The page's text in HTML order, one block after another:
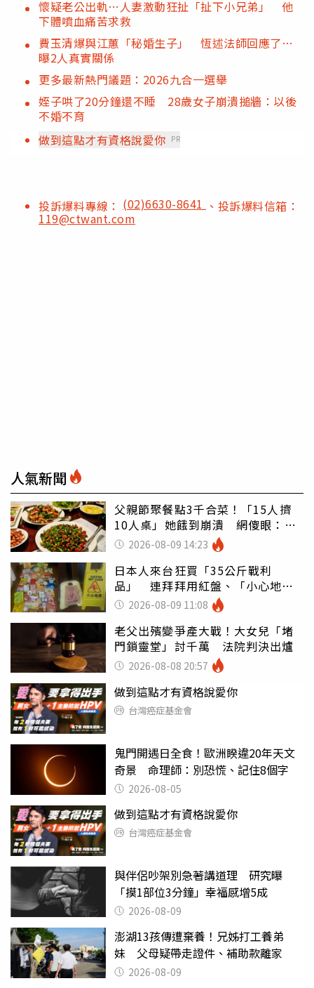
懷疑老公出軌…人妻激動狂扯「扯下小兄弟」 他
下體噴血痛苦求救
費玉清爆與江蕙「秘婚生子」 恆述法師回應了…
曝2人真實關係
更多最新熱門議題：2026九合一選舉
姪子哄了20分鐘還不睡 28歲女子崩潰搥牆：以後
不婚不育
做到這點才有資格說愛你 PR
投訴爆料專線： (02)6630-8641 、投訴爆料信箱：
119@ctwant.com
人氣新聞
父親節聚餐點3千合菜！「15人擠
10人桌」她餓到崩潰 網傻眼：讓
店家看笑話
2026-08-09 14:23
日本人來台狂買「35公斤戰利
品」 連拜拜用紅盤、「小心地
滑」告示牌也帶回家
2026-08-09 11:08
老父出殯變爭產大戰！大女兒「堵
門鎖靈堂」討千萬 法院判決出爐
2026-08-08 20:57
做到這點才有資格說愛你
台灣癌症基金會
鬼門開遇日全食！歐洲睽違20年天文
奇景 命理師：別恐慌、記住8個字
2026-08-05
做到這點才有資格說愛你
台灣癌症基金會
與伴侶吵架別急著講道理 研究曝
「摸1部位3分鐘」幸福感增5成
2026-08-09
澎湖13孩傳遭棄養！兄姊打工養弟
妹 父母疑帶走證件、補助款離家
2026-08-09